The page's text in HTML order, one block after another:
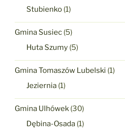
Stubienko (1)
Gmina Susiec (5)
Huta Szumy (5)
Gmina Tomaszów Lubelski (1)
Jeziernia (1)
Gmina Ulhówek (30)
Dębina-Osada (1)